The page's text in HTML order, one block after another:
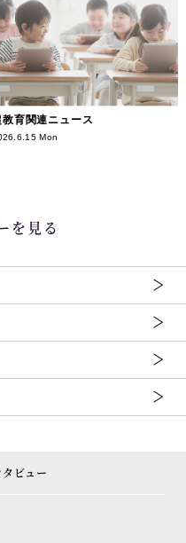
教育関連ニュース
Mon
を見る
ビュー